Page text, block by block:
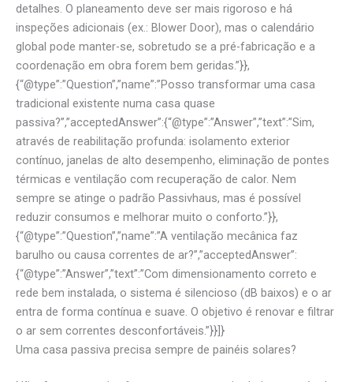
detalhes. O planeamento deve ser mais rigoroso e há
inspeções adicionais (ex.: Blower Door), mas o calendário
global pode manter-se, sobretudo se a pré-fabricação e a
coordenação em obra forem bem geridas.”}},
{“@type”:”Question”,”name”:”Posso transformar uma casa
tradicional existente numa casa quase
passiva?”,”acceptedAnswer”:{“@type”:”Answer”,”text”:”Sim,
através de reabilitação profunda: isolamento exterior
contínuo, janelas de alto desempenho, eliminação de pontes
térmicas e ventilação com recuperação de calor. Nem
sempre se atinge o padrão Passivhaus, mas é possível
reduzir consumos e melhorar muito o conforto.”}},
{“@type”:”Question”,”name”:”A ventilação mecânica faz
barulho ou causa correntes de ar?”,”acceptedAnswer”:
{“@type”:”Answer”,”text”:”Com dimensionamento correto e
rede bem instalada, o sistema é silencioso (dB baixos) e o ar
entra de forma contínua e suave. O objetivo é renovar e filtrar
o ar sem correntes desconfortáveis.”}}]}
Uma casa passiva precisa sempre de painéis solares?